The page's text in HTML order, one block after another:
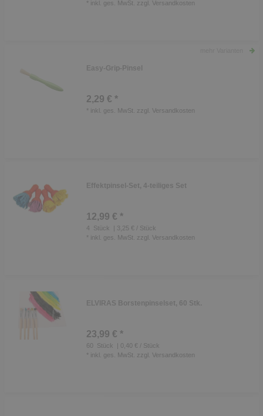
* inkl. ges. MwSt. zzgl. Versandkosten
Easy-Grip-Pinsel
2,29 € *
* inkl. ges. MwSt. zzgl. Versandkosten
Effektpinsel-Set, 4-teiliges Set
12,99 € *
4 Stück
| 3,25 € / Stück
* inkl. ges. MwSt. zzgl. Versandkosten
ELVIRAS Borstenpinselset, 60 Stk.
23,99 € *
60 Stück
| 0,40 € / Stück
* inkl. ges. MwSt. zzgl. Versandkosten